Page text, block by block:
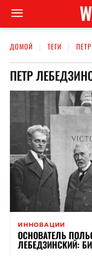
ДОМОЙ ТЕГИ
ПЕТР
ИННОВАЦИИ
ОСНОВАТЕЛЬ
ЛЕБЕДЗИНСКИЙ: